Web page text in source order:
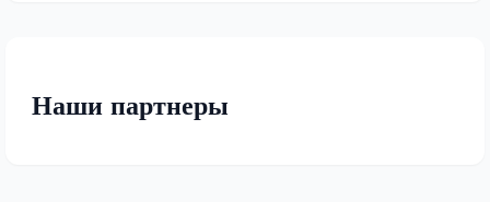
Наши партнеры